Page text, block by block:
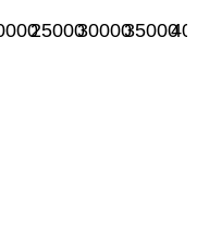
250003000035000